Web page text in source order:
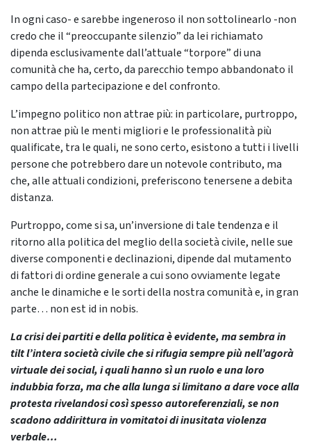
In ogni caso- e sarebbe ingeneroso il non sottolinearlo -non
credo che il “preoccupante silenzio” da lei richiamato
dipenda esclusivamente dall’attuale “torpore” di una
comunità che ha, certo, da parecchio tempo abbandonato il
campo della partecipazione e del confronto.
L’impegno politico non attrae più: in particolare, purtroppo,
non attrae più le menti migliori e le professionalità più
qualificate, tra le quali, ne sono certo, esistono a tutti i livelli
persone che potrebbero dare un notevole contributo, ma
che, alle attuali condizioni, preferiscono tenersene a debita
distanza.
Purtroppo, come si sa, un’inversione di tale tendenza e il
ritorno alla politica del meglio della società civile, nelle sue
diverse componenti e declinazioni, dipende dal mutamento
di fattori di ordine generale a cui sono ovviamente legate
anche le dinamiche e le sorti della nostra comunità e, in gran
parte… non est id in nobis.
La crisi dei partiti e della politica è evidente, ma sembra in
tilt l’intera società civile che si rifugia sempre più nell’agorà
virtuale dei social, i quali hanno sì un ruolo e una loro
indubbia forza, ma che alla lunga si limitano a dare voce alla
protesta rivelandosi così spesso autoreferenziali, se non
scadono addirittura in vomitatoi di inusitata violenza
verbale…